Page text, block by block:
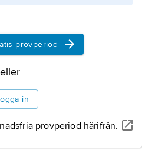
gastronomi
provperiod
eller
in
provperiod härifrån.